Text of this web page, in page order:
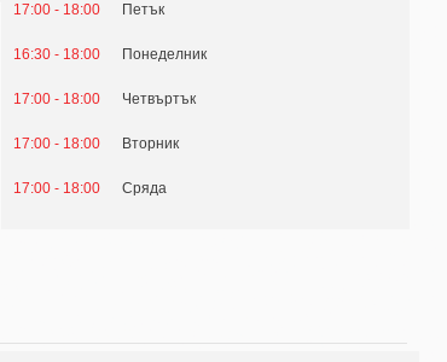
17:00 - 18:00 Петък
16:30 - 18:00 Понеделник
17:00 - 18:00 Четвъртък
17:00 - 18:00 Вторник
17:00 - 18:00 Сряда